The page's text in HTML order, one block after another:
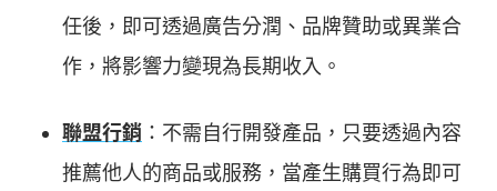
任後，即可透過廣告分潤、品牌贊助或異業合
作，將影響力變現為長期收入。
聯盟行銷 ：不需自行開發產品，只要透過內容
推薦他人的商品或服務，當產生購買行為即可